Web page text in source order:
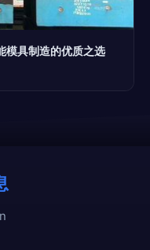
模具制造的优质之选